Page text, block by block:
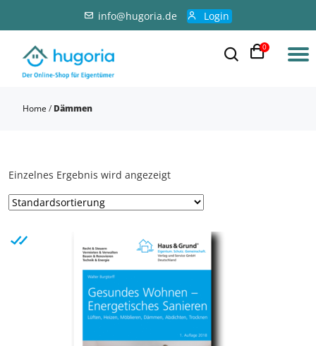
info@hugoria.de Login
0
Home / Dämmen
Einzelnes Ergebnis wird angezeigt